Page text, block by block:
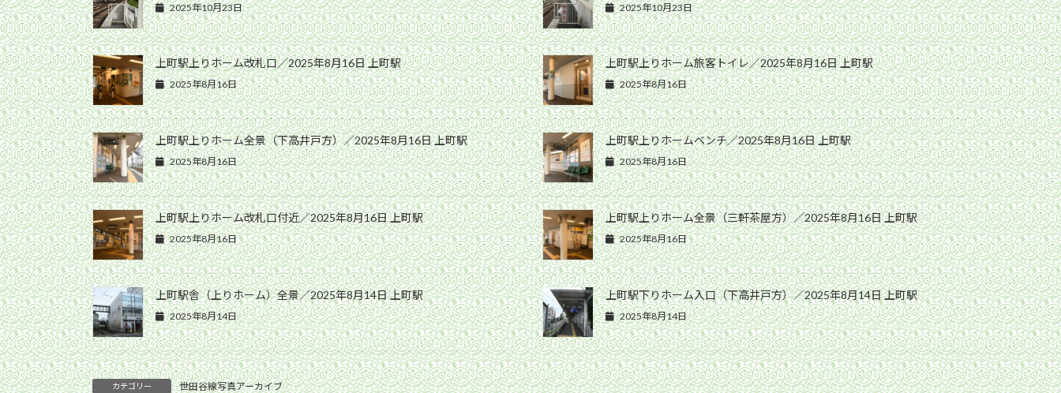
2025年10月23日 2025年10月23日
上町駅上りホーム改札口／2025年8月16日 上町駅
2025年8月16日
上町駅上りホーム旅客トイレ／2025年8月16日 上町駅
2025年8月16日
上町駅上りホーム全景（下高井戸方）／2025年8月16日 上町駅
2025年8月16日
上町駅上りホームベンチ／2025年8月16日 上町駅
2025年8月16日
上町駅上りホーム改札口付近／2025年8月16日 上町駅
2025年8月16日
上町駅上りホーム全景（三軒茶屋方）／2025年8月16日 上町駅
2025年8月16日
上町駅舎（上りホーム）全景／2025年8月14日 上町駅
2025年8月14日
上町駅下りホーム入口（下高井戸方）／2025年8月14日 上町駅
2025年8月14日
カテゴリー 世田谷線写真アーカイブ